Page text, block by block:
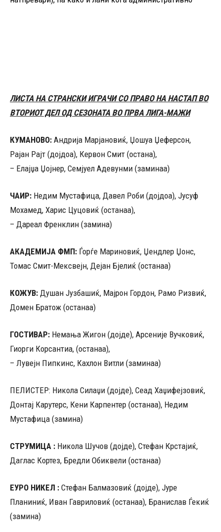
ЛИСТА НА СТРАНСКИ ИГРАЧИ СО ПРАВО НА НАСТАП ВО
ВТОРИОТ ДЕЛ ОД СЕЗОНАТА ВО ПРВА ЛИГА-МАЖИ
КУМАНОВО: Андрија Марјановиќ, Џошуа Џеферсон,
Рајан Рајт (дојдоа), Кервон Смит (остана),
– Елајџа Џојнер, Семјуел Адевунми (заминаа)
ЧАИР: Недим Мустафица, Давел Роби (дојдоа), Јусуф
Мохамед, Харис Цуцовиќ (останаа),
– Дареал Френклин (замина)
АКАДЕМИЈА ФМП: Ѓорѓе Мариновиќ, Џендлер Џонс,
Томас Смит-Мексвејн, Дејан Бјелиќ (останаа)
КОЖУВ: Душан Јузбашиќ, Мајрон Гордон, Рамо Ризвиќ,
Домен Братож (останаа)
ГОСТИВАР: Немања Жигон (дојде), Арсеније Вучковиќ,
Гиорги Корсантиа, (останаа),
– Лувејн Пипкинс, Кахлон Витли (заминаа)
ПЕЛИСТЕР: Никола Силаџи (дојде), Сеад Хаџифејзовиќ,
Донтај Карутерс, Кени Карпентер (останаа), Недим
Мустафица (замина)
СТРУМИЦА : Никола Шучов (дојде), Стефан Крстајиќ,
Даглас Кортез, Бредли Обиквели (останаа)
ЕУРО НИКЕЛ : Стефан Балмазовиќ (дојде), Јуре
Планиниќ, Иван Гавриловиќ (останаа), Бранислав Ѓекиќ
(замина)